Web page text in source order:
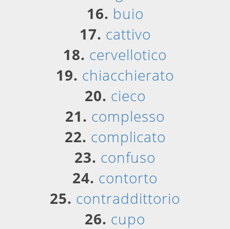
16. buio
17. cattivo
18. cervellotico
19. chiacchierato
20. cieco
21. complesso
22. complicato
23. confuso
24. contorto
25. contraddittorio
26. cupo